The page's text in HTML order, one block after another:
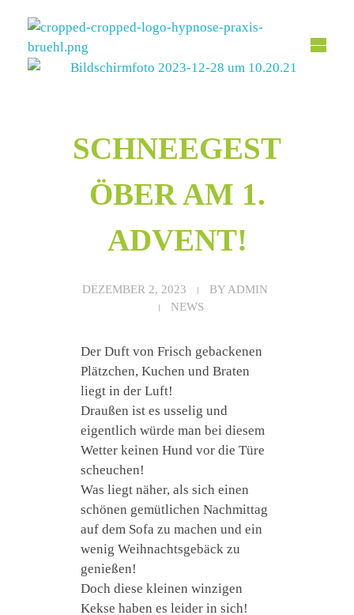
Bettina Dahmen
SCHNEEGEST
ÖBER AM 1.
ADVENT!
DEZEMBER 2, 2023 BY ADMIN
NEWS
Der Duft von Frisch gebackenen
Plätzchen, Kuchen und Braten
liegt in der Luft!
Draußen ist es usselig und
eigentlich würde man bei diesem
Wetter keinen Hund vor die Türe
scheuchen!
Was liegt näher, als sich einen
schönen gemütlichen Nachmittag
auf dem Sofa zu machen und ein
wenig Weihnachtsgebäck zu
genießen!
Doch diese kleinen winzigen
Kekse haben es leider in sich!